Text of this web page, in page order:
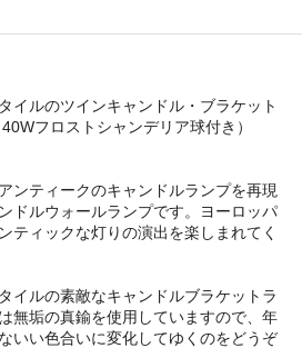
イルのツインキャンドル・ブラケット
フロストシャンデリア球付き）
ンティークのキャンドルランプを再現
ドルウォールランプです。ヨーロッパ
ティックな灯りの演出を楽しまれてく
イルの素敵なキャンドルブラケットラ
無垢の真鍮を使用していますので、年
いい色合いに変化してゆくのをどうぞ